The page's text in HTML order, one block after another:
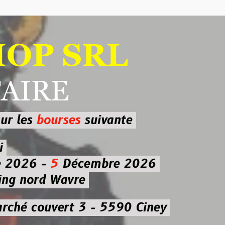
SRL
suivante
5Décembre 2026
Wavre
3 - 5590 Ciney